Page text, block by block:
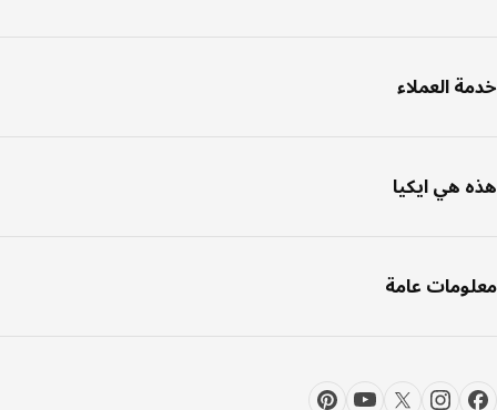
العملاء
هي ايكيا
عامة